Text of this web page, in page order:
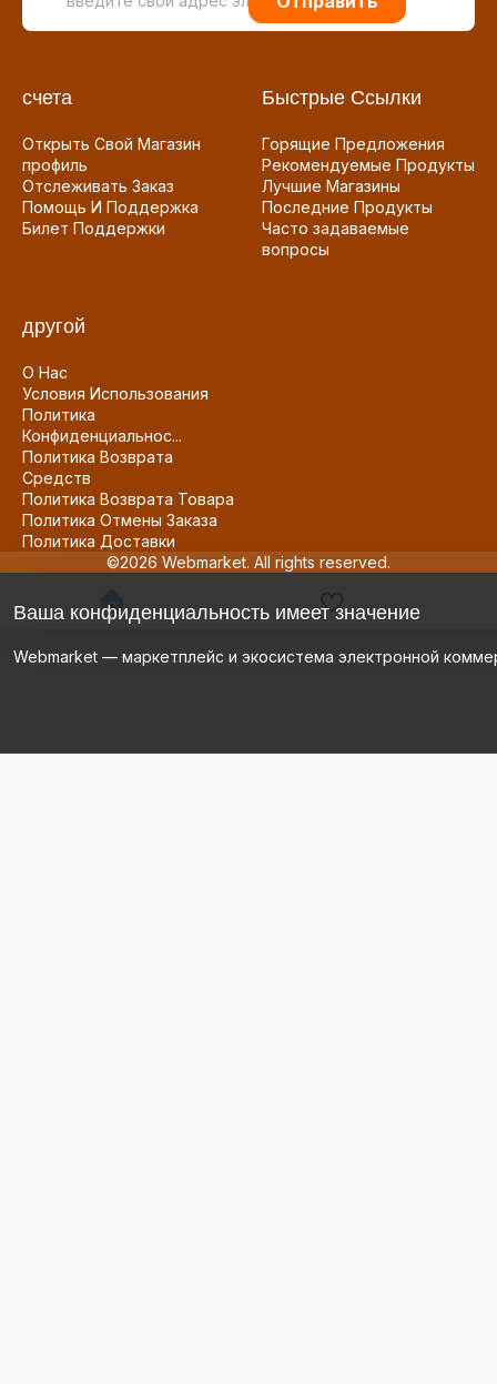
счета
Открыть Свой Магазин
профиль
Отслеживать Заказ
Помощь И Поддержка
Билет Поддержки
Быстрые Ссылки
Горящие Предложения
Рекомендуемые Продукты
Лучшие Магазины
Последние Продукты
Часто задаваемые
вопросы
другой
О Нас
Условия Использования
Политика
Конфиденциальнос...
Политика Возврата
Средств
Политика Возврата Товара
Политика Отмены Заказа
Политика Доставки
©2026 Webmarket. All rights reserved.
Ваша конфиденциальность имеет значение
Webmarket — маркетплейс и экосистема электронной